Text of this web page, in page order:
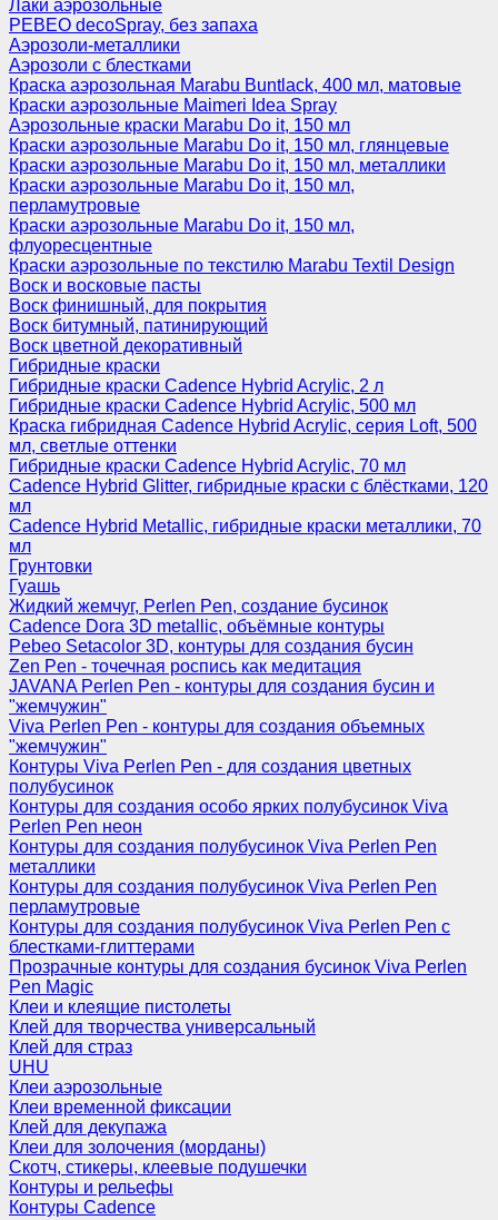
Лаки аэрозольные
PEBEO decoSpray, без запаха
Аэрозоли-металлики
Аэрозоли с блестками
Краска аэрозольная Marabu Buntlack, 400 мл, матовые
Краски аэрозольные Maimeri Idea Spray
Аэрозольные краски Marabu Do it, 150 мл
Краски аэрозольные Marabu Do it, 150 мл, глянцевые
Краски аэрозольные Marabu Do it, 150 мл, металлики
Краски аэрозольные Marabu Do it, 150 мл,
перламутровые
Краски аэрозольные Marabu Do it, 150 мл,
флуоресцентные
Краски аэрозольные по текстилю Marabu Textil Design
Воск и восковые пасты
Воск финишный, для покрытия
Воск битумный, патинирующий
Воск цветной декоративный
Гибридные краски
Гибридные краски Cadence Hybrid Acrylic, 2 л
Гибридные краски Cadence Hybrid Acrylic, 500 мл
Краска гибридная Cadence Hybrid Acrylic, серия Loft, 500
мл, светлые оттенки
Гибридные краски Cadence Hybrid Acrylic, 70 мл
Cadence Hybrid Glitter, гибридные краски с блёстками, 120
мл
Cadence Hybrid Metallic, гибридные краски металлики, 70
мл
Грунтовки
Гуашь
Жидкий жемчуг, Perlen Pen, создание бусинок
Cadence Dora 3D metallic, объёмные контуры
Pebeo Setacolor 3D, контуры для создания бусин
Zen Pen - точечная роспись как медитация
JAVANA Perlen Pen - контуры для создания бусин и
"жемчужин"
Viva Perlen Pen - контуры для создания объемных
"жемчужин"
Контуры Viva Perlen Pen - для создания цветных
полубусинок
Контуры для создания особо ярких полубусинок Viva
Perlen Pen неон
Контуры для создания полубусинок Viva Perlen Pen
металлики
Контуры для создания полубусинок Viva Perlen Pen
перламутровые
Контуры для создания полубусинок Viva Perlen Pen с
блестками-глиттерами
Прозрачные контуры для создания бусинок Viva Perlen
Pen Magic
Клеи и клеящие пистолеты
Клей для творчества универсальный
Клей для страз
UHU
Клеи аэрозольные
Клеи временной фиксации
Клей для декупажа
Клеи для золочения (морданы)
Скотч, стикеры, клеевые подушечки
Контуры и рельефы
Контуры Cadence